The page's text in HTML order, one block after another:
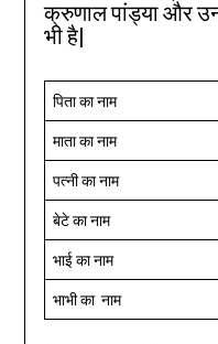
क्रुणाल पांड्या और
भी है|
पिता का नाम
माता का नाम
पत्नी का नाम
बेटे का नाम
भाई का नाम
भाभी का नाम